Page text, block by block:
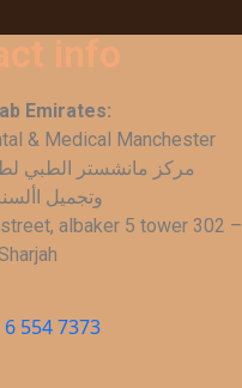
info
Emirates:
& Medical Manchester
وتجميل
albaker 5 tower 302 –
554 7373